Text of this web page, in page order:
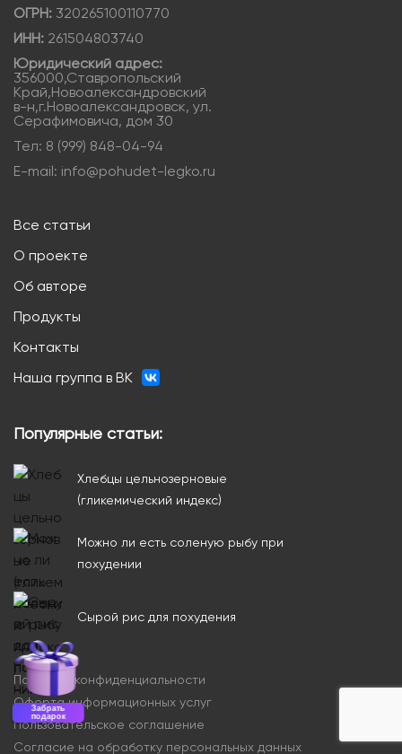
ОГРН: 320265100110770
ИНН: 261504803740
Юридический адрес:
356000,Ставропольский
Край,Новоалександровский
в-н,г.Новоалександровск, ул.
Серафимовича, дом 30
Тел: 8 (999) 848-04-94
E-mail: info@pohudet-legko.ru
Все статьи
О проекте
Об авторе
Продукты
Контакты
Наша группа в ВК
Популярные статьи:
Хлебцы цельнозерновые
(гликемический индекс)
Можно ли есть соленую рыбу при
похудении
Сырой рис для похудения
Политика конфиденциальности
Оферта информационных услуг
Пользовательское соглашение
Согласие на обработку персональных данных
Забрать
подарок